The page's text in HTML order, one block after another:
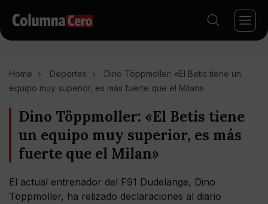
Home Deportes
Dino Töppmoller: «El Betis tiene un
equipo muy superior, es más fuerte que el Milan»
Dino Töppmoller: «El Betis tiene
un equipo muy superior, es más
fuerte que el Milan»
El actual entrenador del F91 Dudelange, Dino
Töppmoller, ha relizado declaraciones al diario